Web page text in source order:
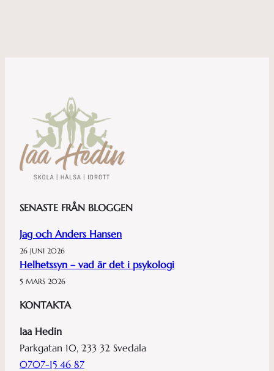
SENASTE FRÅN BLOGGEN
Jag och Anders Hansen
26 JUNI 2026
Helhetssyn – vad är det i psykologi
5 MARS 2026
KONTAKTA
Iaa Hedin
Parkgatan 10, 233 32 Svedala
0707-15 46 87